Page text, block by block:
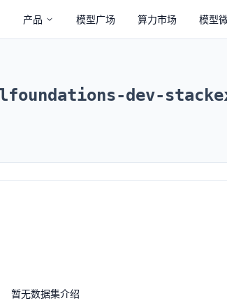
产品 模型广场 算力市场 模型
dev-
暂无数据集介绍